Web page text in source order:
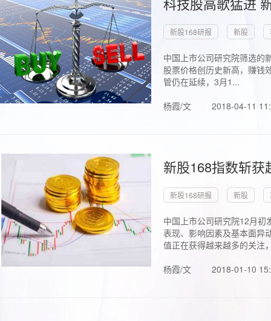
新股168研报 新股
中国上市公司研究院筛选的
股票价格创历史新高，赚钱
管仍在延续，3月1...
杨霞/文
2018-04-11
新股168指数斩
新股168研报 新股
中国上市公司研究院12月初
表现、影响因素及基本面异
值正在获得越来越多的关注
杨霞/文
2018-01-10